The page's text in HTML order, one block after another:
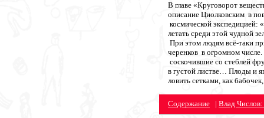
В главе «Круговорот
описание Циолковским в
космической экспедицией:
летать среди этой чудной
При этом людям всё-таки
черенков в огромном
соскочившие со стеблей
в густой листве… Плоды и
ловить сетками, как
Содержание | Влад